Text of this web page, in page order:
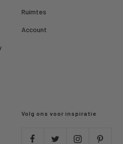
Ruimtes
Account
Volg ons voor inspiratie